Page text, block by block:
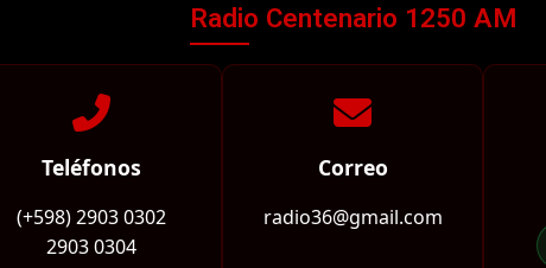
Radio Centenario 1250 AM
Teléfonos
(+598) 2903 0302
2903 0304
Correo
radio36@gmail.com